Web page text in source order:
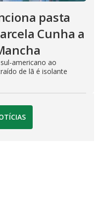
pasta
Cunha a
americano ao
de lã é isolante